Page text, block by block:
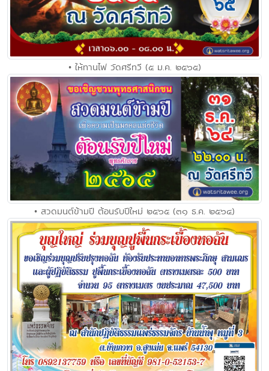
• ให้ทานไฟ วัดศรีทวี (๕ ม.ค. ๒๕๖๕)
• สวดมนต์ข้ามปี ต้อนรับปีใหม่ ๒๕๖๕ (๓๑ ธ.ค. ๒๕๖๔)